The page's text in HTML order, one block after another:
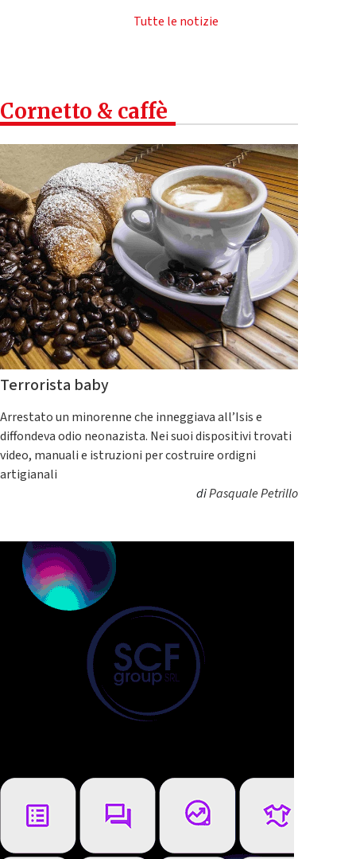
Tutte le notizie
Cornetto & caffè
Terrorista baby
Arrestato un minorenne che inneggiava all’Isis e
diffondeva odio neonazista. Nei suoi dispositivi trovati
video, manuali e istruzioni per costruire ordigni
artigianali
diPasquale Petrillo